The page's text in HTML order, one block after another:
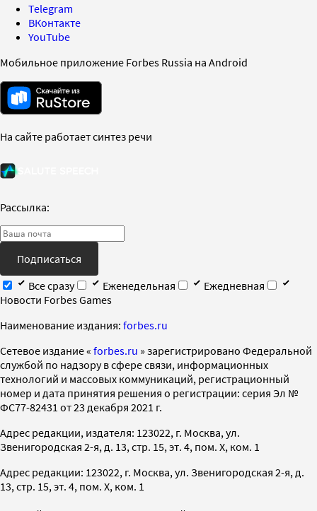
Telegram
ВКонтакте
YouTube
Мобильное приложение Forbes Russia на Android
На сайте работает синтез речи
Рассылка:
Подписаться
Все сразу
Еженедельная
Ежедневная
Новости Forbes Games
Наименование издания: forbes.ru
Cетевое издание « forbes.ru » зарегистрировано Федеральной
службой по надзору в сфере связи, информационных
технологий и массовых коммуникаций, регистрационный
номер и дата принятия решения о регистрации: серия Эл №
ФС77-82431 от 23 декабря 2021 г.
Адрес редакции, издателя: 123022, г. Москва, ул.
Звенигородская 2-я, д. 13, стр. 15, эт. 4, пом. X, ком. 1
Адрес редакции: 123022, г. Москва, ул. Звенигородская 2-я, д.
13, стр. 15, эт. 4, пом. X, ком. 1